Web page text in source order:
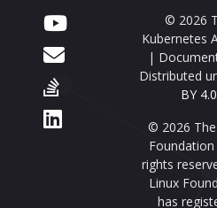
© 2026
Kubernetes
|
Distributed
BY 4.0
© 2026
rights
Linux
has